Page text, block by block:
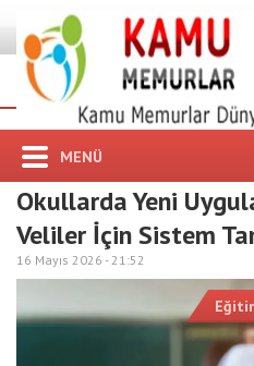
MENÜ
Okullarda Yeni
Veliler İçin Sistem
16 Mayıs 2026 -21:52